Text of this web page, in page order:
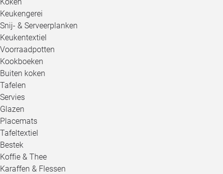
Keukengerei
Snij- & Serveerplanken
Keukentextiel
Voorraadpotten
Kookboeken
Buiten koken
Tafelen
Servies
Glazen
Placemats
Tafeltextiel
Bestek
Koffie & Thee
Karaffen & Flessen